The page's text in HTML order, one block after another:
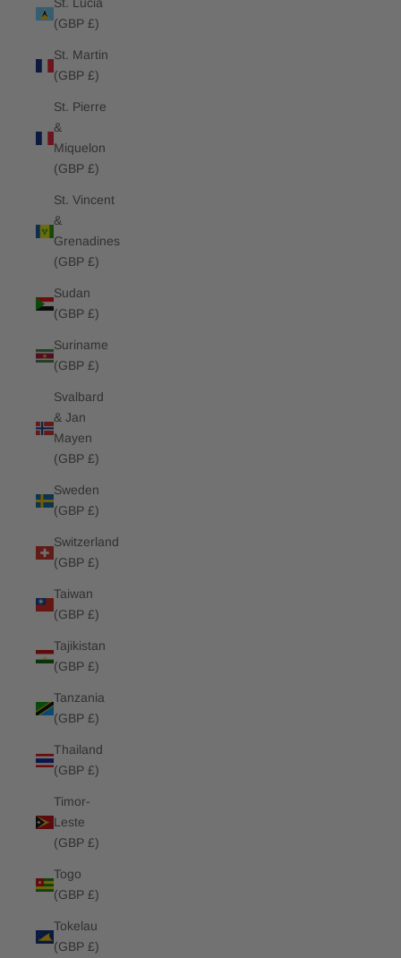
St. Lucia
(GBP £)
St. Martin
(GBP £)
St. Pierre
&
Miquelon
(GBP £)
St. Vincent
&
Grenadines
(GBP £)
Sudan
(GBP £)
Suriname
(GBP £)
Svalbard
& Jan
Mayen
(GBP £)
Sweden
(GBP £)
Switzerland
(GBP £)
Taiwan
(GBP £)
Tajikistan
(GBP £)
Tanzania
(GBP £)
Thailand
(GBP £)
Timor-
Leste
(GBP £)
Togo
(GBP £)
Tokelau
(GBP £)